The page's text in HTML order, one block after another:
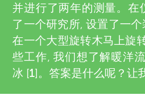
u
n
g
i
e
w
并进行了两年的测量。在
了一个研究所, 设置了一
在一个大型旋转木马上旋
些工作, 我们想了解暖洋
冰 [1]。答案是什么呢？让